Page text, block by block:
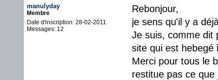
manulyday
Membre
Date d'inscription: 28-02-2011
Messages: 12
Rebonjour,
je sens qu'il y a
Je suis, comme dit
site qui est hebegé
Merci pour tous le
restitue pas ce